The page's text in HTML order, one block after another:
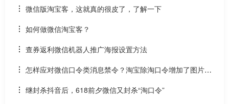
微信版淘宝客，这就真的很皮了，了解一下
如何做微信淘宝客？
查券返利微信机器人推广海报设置方法
怎样应对微信口令类消息禁令？淘宝除淘口令增加了图片分
享功能
继封杀抖音后，618前夕微信又封杀“淘口令”